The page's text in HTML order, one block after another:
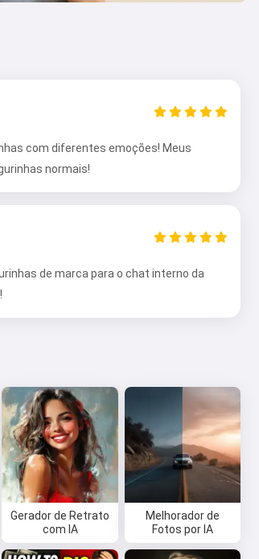
com diferentes emoções! Meus
normais!
de marca para o chat interno da
Gerador de Retrato
com IA
Melhorador de
Fotos por IA